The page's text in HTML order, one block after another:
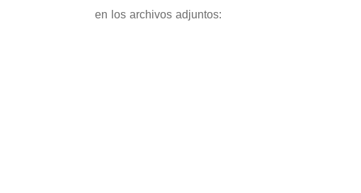
en los archivos adjuntos: